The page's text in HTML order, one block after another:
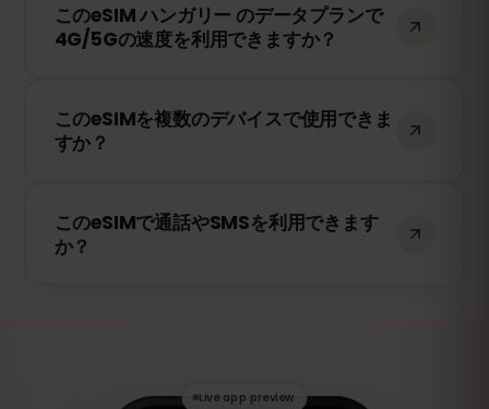
のネットワークに接続します。例えば、
Telenor、T-Mobile、Vodafone などが含
このeSIM ハンガリー のデータプランで
4G/5Gの速度を利用できますか？
を提供し、ハンガリー で5Gが利用可能な
場合は5Gにも対応しています。快適なイン
このeSIMを複数のデバイスで使用できま
すか？
と、1台のデバイスにのみ紐付けられます。
スマートフォンを変更する場合は、新しい
このeSIMで通話やSMSを利用できます
か？